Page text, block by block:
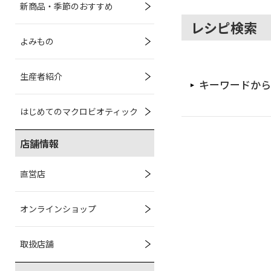
新商品・季節のおすすめ
よみもの
生産者紹介
はじめてのマクロビオティック
店舗情報
直営店
オンラインショップ
取扱店舗
レシピ検索
キーワードか